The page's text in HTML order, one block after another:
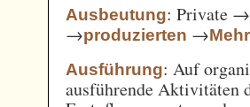
Ausbeutung: Private →
→produzierten →
Ausführung: Auf
ausführende Aktivitäten